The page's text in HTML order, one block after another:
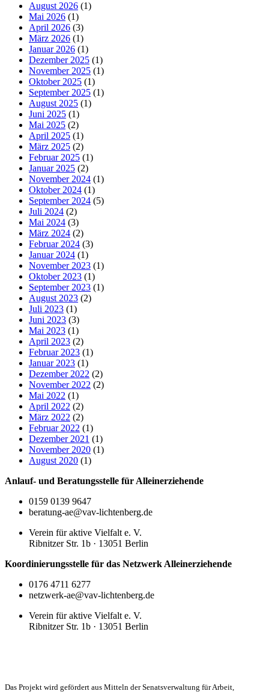
August 2026 (1)
Mai 2026 (1)
April 2026 (3)
März 2026 (1)
Januar 2026 (1)
Dezember 2025 (1)
November 2025 (1)
Oktober 2025 (1)
September 2025 (1)
August 2025 (1)
Juni 2025 (1)
Mai 2025 (2)
April 2025 (1)
März 2025 (2)
Februar 2025 (1)
Januar 2025 (2)
November 2024 (1)
Oktober 2024 (1)
September 2024 (5)
Juli 2024 (2)
Mai 2024 (3)
März 2024 (2)
Februar 2024 (3)
Januar 2024 (1)
November 2023 (1)
Oktober 2023 (1)
September 2023 (1)
August 2023 (2)
Juli 2023 (1)
Juni 2023 (3)
Mai 2023 (1)
April 2023 (2)
Februar 2023 (1)
Januar 2023 (1)
Dezember 2022 (2)
November 2022 (2)
Mai 2022 (1)
April 2022 (2)
März 2022 (2)
Februar 2022 (1)
Dezember 2021 (1)
November 2020 (1)
August 2020 (1)
Anlauf- und Beratungsstelle für Alleinerziehende
0159 0139 9647
beratung-ae@vav-lichtenberg.de
Verein für aktive Vielfalt e. V.
Ribnitzer Str. 1b · 13051 Berlin
Koordinierungsstelle für das Netzwerk Alleinerziehende
0176 4711 6277
netzwerk-ae@vav-lichtenberg.de
Verein für aktive Vielfalt e. V.
Ribnitzer Str. 1b · 13051 Berlin
Das Projekt wird gefördert aus Mitteln der Senatsverwaltung für Arbeit,